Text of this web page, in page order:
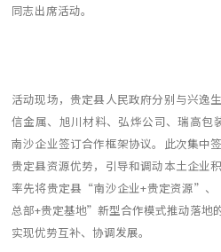
同志出席活动。
活动现场，贵定县人民政府分别与兴逸
信金属、旭川材料、弘烨公司、瑞高包
南沙企业签订合作框架协议。此次集中
贵定县资源优势，引导和调动本土企业
率先将贵定县“南沙企业+贵定资源”
总部+贵定基地”新型合作模式推动落地
实现优势互补、协调发展。